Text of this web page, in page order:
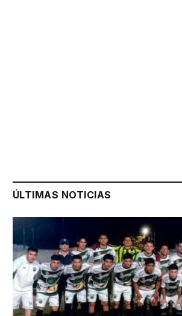
ÚLTIMAS NOTICIAS